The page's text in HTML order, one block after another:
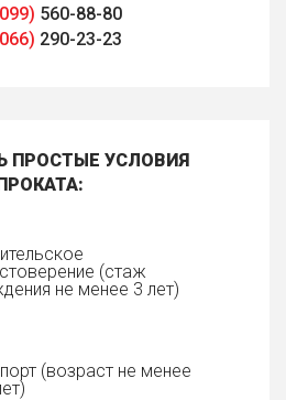
560-88-80
290-23-23
ПРОСТЫЕ УСЛОВИЯ
(стаж
не менее 3 лет)
(возраст не менее